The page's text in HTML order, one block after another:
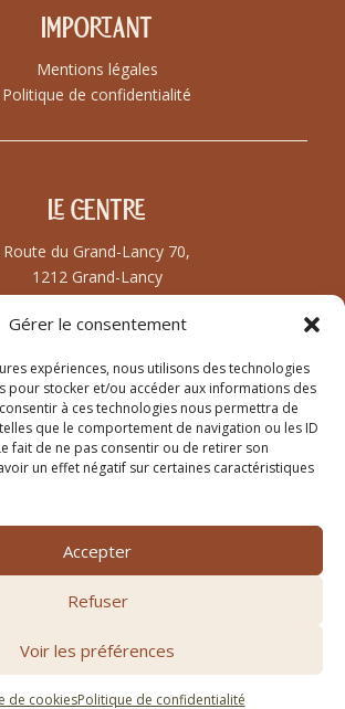
Gérer le consentement
expériences, nous utilisons des technologies
pour stocker et/ou accéder aux informations des
à ces technologies nous permettra de
que le comportement de navigation ou les ID
fait de ne pas consentir ou de retirer son
un effet négatif sur certaines caractéristiques
Accepter
Refuser
Voir les préférences
de cookiesPolitique de confidentialité
Important
Mentions légales
Politique de confidentialité
Le centre
Route du Grand-Lancy 70,
1212 Grand-Lancy
Contact
contact@nataterra.ch
@nataterracentreperinatal
078 242 95 97
Nata Terra à Grand-Lancy, Genève,
vivre sereinement sa parentalité.
parWothentic Design